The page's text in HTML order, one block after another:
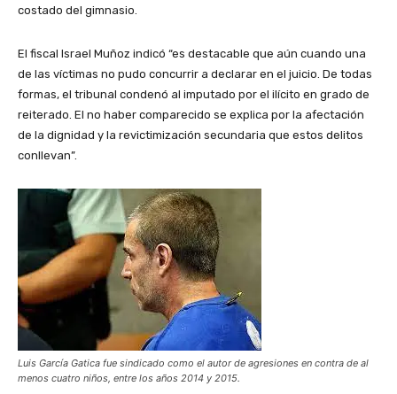
costado del gimnasio.
El fiscal Israel Muñoz indicó “es destacable que aún cuando una
de las víctimas no pudo concurrir a declarar en el juicio. De todas
formas, el tribunal condenó al imputado por el ilícito en grado de
reiterado. El no haber comparecido se explica por la afectación
de la dignidad y la revictimización secundaria que estos delitos
conllevan”.
Luis García Gatica fue sindicado como el autor de agresiones en contra de al
menos cuatro niños, entre los años 2014 y 2015.